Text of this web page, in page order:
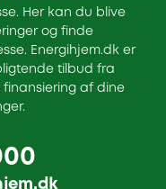
Her kan du blive
og finde
Energihjem.dk er
tilbud fra
af dine